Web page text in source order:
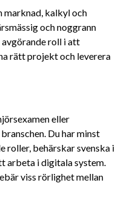
marknad, kalkyl och
och noggrann
roll i att
rätt projekt och leverera
eller
Du har minst
roller, behärskar svenska i
arbeta i digitala system.
viss rörlighet mellan